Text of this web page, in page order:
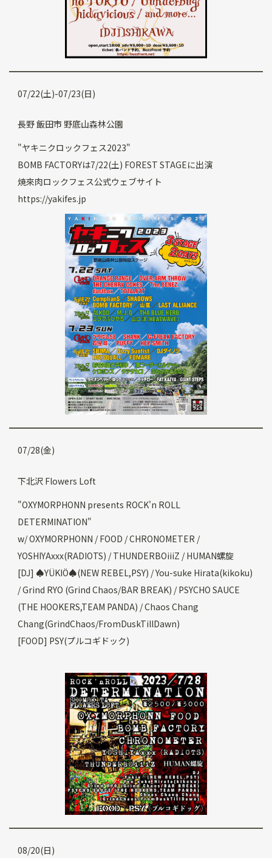
07/22(土)-07/23(日)
長野 飯田市 野底山森林公園
"ヤキニクロックフェス2023"
BOMB FACTORYは7/22(土) FOREST STAGEに出演
焼來肉ロックフェス公式ウェブサイト
https://yakifes.jp
07/28(金)
下北沢 Flowers Loft
"OXYMORPHONN presents ROCK'n ROLL
DETERMINATION"
w/ OXYMORPHONN / FOOD / CHRONOMETER /
YOSHIYAxxx(RADIOTS) / THUNDERBOiiiZ / HUMAN螺旋
[DJ] ♠️YÜKIÖ♠️(NEW REBEL,PSY) / You-suke Hirata(kikoku)
/ Grind RYO (Grind Chaos/BAR BREAK) / PSYCHO SAUCE
(THE HOOKERS,TEAM PANDA) / Chaos Chang
Chang(GrindChaos/FromDuskTillDawn)
[FOOD] PSY(プルコギドック)
08/20(日)